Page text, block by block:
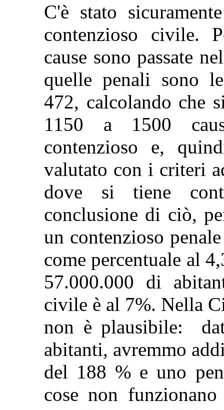
C'è stato
contenzioso civile.
cause sono passate
quelle penali sono
472, calcolando che
1150 a 1500
contenzioso e,
valutato con i criteri
dove si tiene
conclusione di ciò,
un contenzioso
come percentuale al
57.000.000 di
civile è al 7%. Nella
non è plausibile:
abitanti, avremmo
del 188 % e uno
cose non